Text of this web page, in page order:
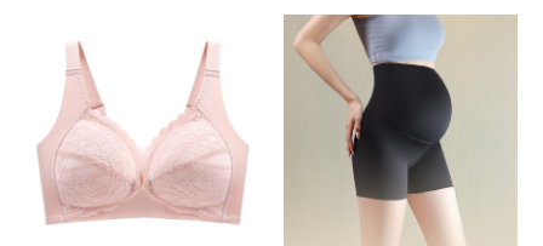
Послеродовой Сбор
Против Провисания
Кормления Чашки
Для Беременности
беременных, теплый
топ для кормления
после родов, большой
размер